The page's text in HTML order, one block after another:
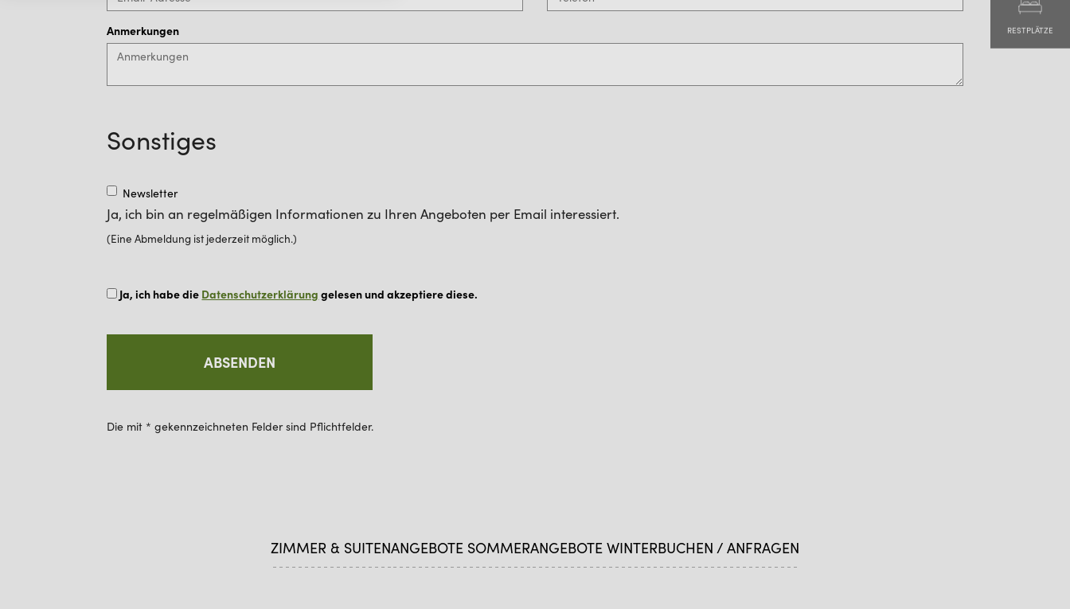
RESTPLÄTZE
Anmerkungen
Sonstiges
Newsletter
Ja, ich bin an regelmäßigen Informationen zu Ihren Angeboten per Email interessiert.
(Eine Abmeldung ist jederzeit möglich.)
Ja, ich habe die Datenschutzerklärung gelesen und akzeptiere diese.
Die mit * gekennzeichneten Felder sind Pflichtfelder.
ZIMMER & SUITENANGEBOTE SOMMERANGEBOTE WINTERBUCHEN / ANFRAGEN